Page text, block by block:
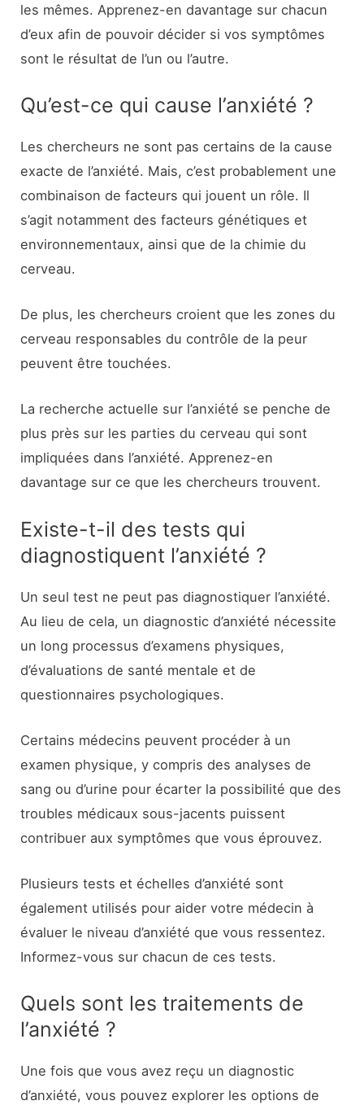
les mêmes. Apprenez-en davantage sur chacun
d’eux afin de pouvoir décider si vos symptômes
sont le résultat de l’un ou l’autre.
Qu’est-ce qui cause l’anxiété ?
Les chercheurs ne sont pas certains de la cause
exacte de l’anxiété. Mais, c’est probablement une
combinaison de facteurs qui jouent un rôle. Il
s’agit notamment des facteurs génétiques et
environnementaux, ainsi que de la chimie du
cerveau.
De plus, les chercheurs croient que les zones du
cerveau responsables du contrôle de la peur
peuvent être touchées.
La recherche actuelle sur l’anxiété se penche de
plus près sur les parties du cerveau qui sont
impliquées dans l’anxiété. Apprenez-en
davantage sur ce que les chercheurs trouvent.
Existe-t-il des tests qui
diagnostiquent l’anxiété ?
Un seul test ne peut pas diagnostiquer l’anxiété.
Au lieu de cela, un diagnostic d’anxiété nécessite
un long processus d’examens physiques,
d’évaluations de santé mentale et de
questionnaires psychologiques.
Certains médecins peuvent procéder à un
examen physique, y compris des analyses de
sang ou d’urine pour écarter la possibilité que des
troubles médicaux sous-jacents puissent
contribuer aux symptômes que vous éprouvez.
Plusieurs tests et échelles d’anxiété sont
également utilisés pour aider votre médecin à
évaluer le niveau d’anxiété que vous ressentez.
Informez-vous sur chacun de ces tests.
Quels sont les traitements de
l’anxiété ?
Une fois que vous avez reçu un diagnostic
d’anxiété, vous pouvez explorer les options de